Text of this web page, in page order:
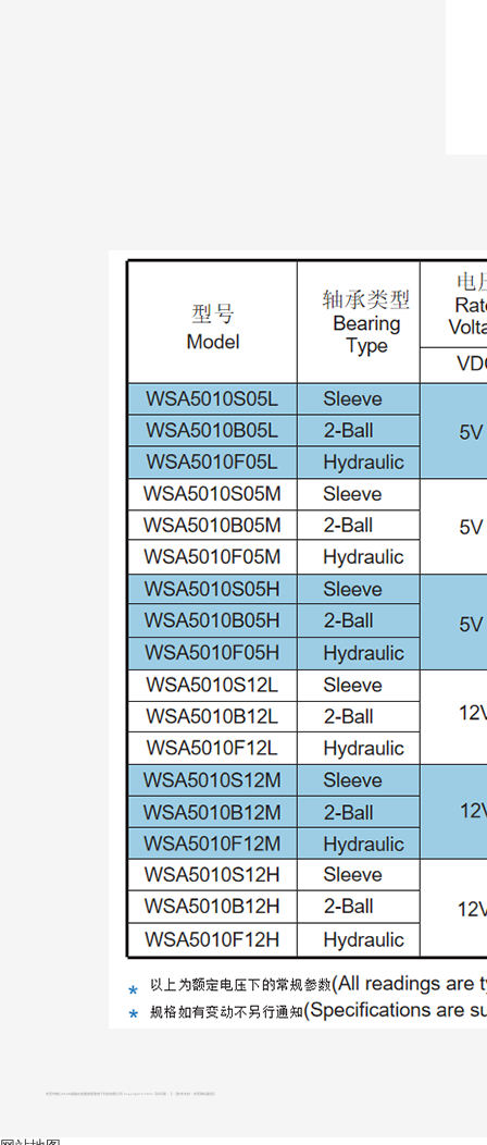
东莞市糖心VLOG视频在线播放观看电子科技有限公司 Copyright © 2023 【访问量： 【技术支持： 东莞网站建设